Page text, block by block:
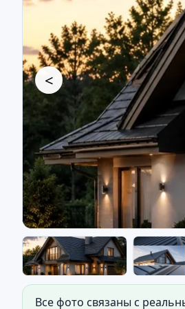
<
Кровельные
Все фото связаны с